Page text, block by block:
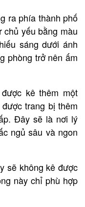
ra phía thành phố
chủ yếu bằng màu
sáng dưới ánh
phòng trở nên ấm
kê thêm một
trang bị thêm
Đây sẽ là nơi lý
ngủ sâu và ngon
sẽ không kê được
này chỉ phù hợp